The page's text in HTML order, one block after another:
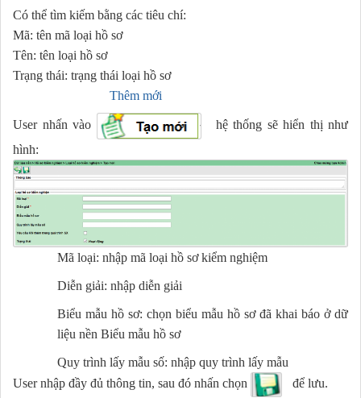
Có thể tìm kiếm bằng các tiêu chí:
Mã: tên mã loại hồ sơ
Tên: tên loại hồ sơ
Trạng thái: trạng thái loại hồ sơ
Thêm mới
User nhấn vào
hệ thống sẽ hiển thị như
hình:
Mã loại: nhập mã loại hồ sơ kiểm nghiệm
Diễn giải: nhập diễn giải
Biểu mẫu hồ sơ: chọn biểu mẫu hồ sơ đã khai báo ở dữ
liệu nền Biểu mẫu hồ sơ
Quy trình lấy mẫu số: nhập quy trình lấy mẫu
User nhập đầy đủ thông tin, sau đó nhấn chọn
để lưu.